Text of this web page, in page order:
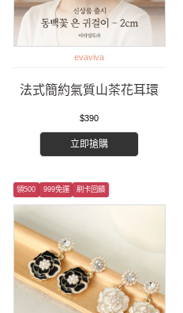
evaviva
法式簡約氣質山茶花耳環
$390
立即搶購
領500 999免運 刷卡回饋